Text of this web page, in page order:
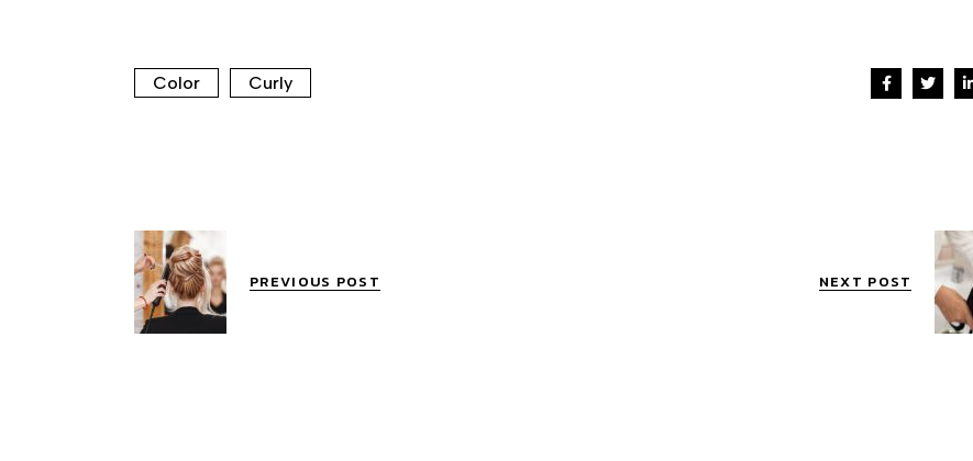
Color Curly
PREVIOUS POST NEXT POST